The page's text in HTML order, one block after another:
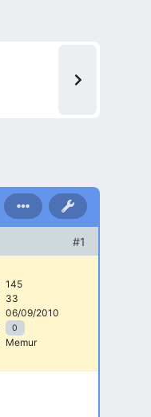
#1
145
33
06/09/2010
0
Memur